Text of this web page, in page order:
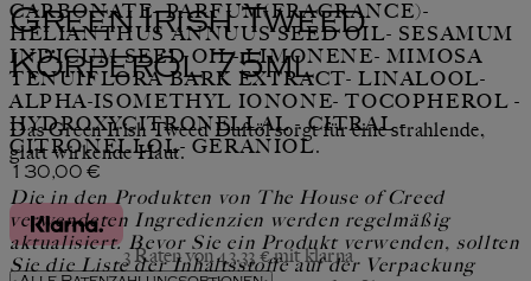
CARBONATE- PARFUM(FRAGRANCE)-
HELIANTHUS ANNUUS SEED OIL- SESAMUM
INDICUM SEED OIL- LIMONENE- MIMOSA
TENUIFLORA BARK EXTRACT- LINALOOL-
ALPHA-ISOMETHYL IONONE- TOCOPHEROL -
HYDROXYCITRONELLAL - CITRAL -
CITRONELLOL- GERANIOL.
Die in den Produkten von The House of Creed
verwendeten Ingredienzien werden regelmäßig
aktualisiert. Bevor Sie ein Produkt verwenden, sollten
Sie die Liste der Inhaltsstoffe auf der Verpackung
Green Irish Tweed
Körperöl 75ml
Das Green Irish Tweed Duftöl sorgt für eine strahlende,
glatt wirkende Haut.
Aktueller Preis: 130,00 €.
130,00 €
3 Raten von 43,33 € mit klarna